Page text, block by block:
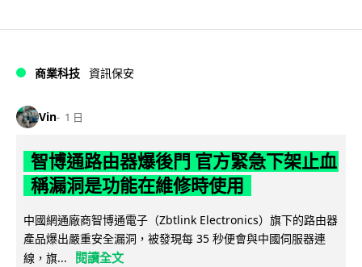
商業科技 資訊保安
Vin 1 日
智博通路由器爆後門 官方緊急下架止血
稱漏洞是功能在維修時使用
中國網通廠商智博通電子（Zbtlink Electronics）旗下的路由器
產品爆出嚴重安全漏洞，被發現每 35 秒便會與中國伺服器連
線，旗...
閱讀全文